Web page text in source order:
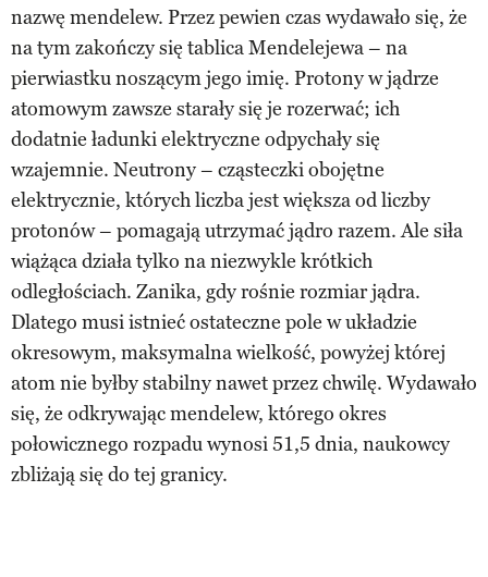
nazwę mendelew. Przez pewien czas wydawało się, że
na tym zakończy się tablica Mendelejewa – na
pierwiastku noszącym jego imię. Protony w jądrze
atomowym zawsze starały się je rozerwać; ich
dodatnie ładunki elektryczne odpychały się
wzajemnie. Neutrony – cząsteczki obojętne
elektrycznie, których liczba jest większa od liczby
protonów – pomagają utrzymać jądro razem. Ale siła
wiążąca działa tylko na niezwykle krótkich
odległościach. Zanika, gdy rośnie rozmiar jądra.
Dlatego musi istnieć ostateczne pole w układzie
okresowym, maksymalna wielkość, powyżej której
atom nie byłby stabilny nawet przez chwilę. Wydawało
się, że odkrywając mendelew, którego okres
połowicznego rozpadu wynosi 51,5 dnia, naukowcy
zbliżają się do tej granicy.